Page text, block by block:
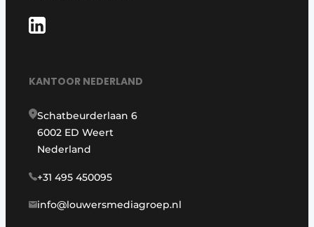
KANTOOR NEDERLAND
Schatbeurderlaan 6
6002 ED Weert
Nederland
+31 495 450095
info@louwersmediagroep.nl